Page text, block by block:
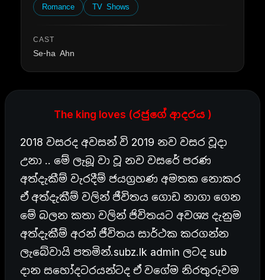
Romance
TV Shows
CAST
Se-ha Ahn
The king loves (රජුගේ ආදරය )
2018 වසරද අවසන් වි 2019 නව වසර වූදා
උනා .. මේ ලැබූ වා වූ නව වසරේ පරණ
අත්දැකීම් වැරදීම් ජයග්‍රහණ අමතක නොකර
ඒ අත්දැකීම් වලින් ජීවිතය ගොඩ නාගා ගෙන
මේ බලන කතා වලින් ජිවිතයට අවශ්‍ය දැනුම
අත්දැකීම් අරන් ජීවිතය සාර්ථක කරගන්න
ලැබේවායි පතමින්.subz.lk admin ලටද sub
දාන සහෝදටරයන්ටද ඒ වගේම නිරතුරුවම